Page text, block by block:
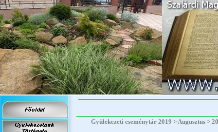
Gyülekezeti eseménytár 2019 > Augusztus >